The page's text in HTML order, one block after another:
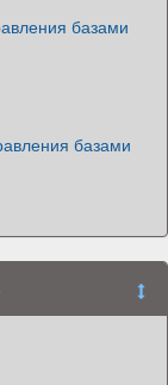
базами
базами